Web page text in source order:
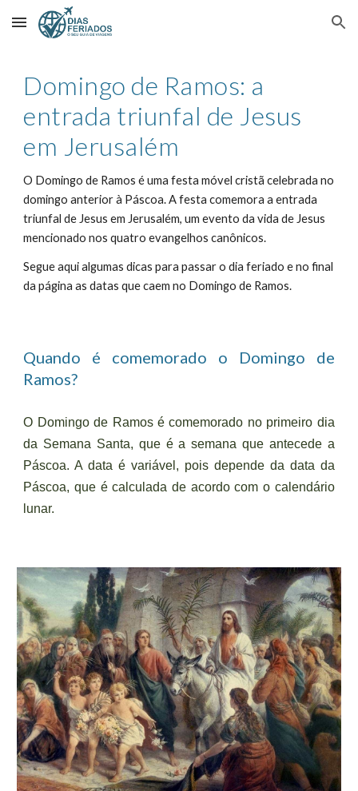
Skip to main content Skip to navigation
Domingo de Ramos: a
entrada triunfal de Jesus
em Jerusalém
O Domingo de Ramos é uma festa móvel cristã celebrada no
domingo anterior à Páscoa. A festa comemora a entrada
triunfal de Jesus em Jerusalém, um evento da vida de Jesus
mencionado nos quatro evangelhos canônicos.
Segue aqui algumas dicas para passar o dia feriado e no final
da página as datas que caem no Domingo de Ramos.
Quando é comemorado o Domingo de
Ramos?
O Domingo de Ramos é comemorado no primeiro dia
da Semana Santa, que é a semana que antecede a
Páscoa. A data é variável, pois depende da data da
Páscoa, que é calculada de acordo com o calendário
lunar.